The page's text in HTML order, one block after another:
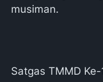
musiman.
Satgas TMMD